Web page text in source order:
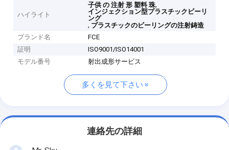
ハイライト
子供 の 注射 形 塑料 珠,
インジェクション型プラスチックビーリ
ング
, プラスチックのビーリングの注射鋳造
ブランド名
FCE
証明
ISO9001/ISO14001
モデル番号
射出成形サービス
多くを見て下さい
連絡先の詳細